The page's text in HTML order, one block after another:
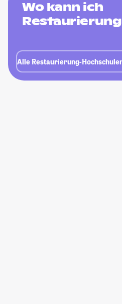
Wo kann ich
Alle Restaurierung-